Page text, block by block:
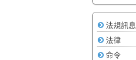
法規訊息
法律
命令